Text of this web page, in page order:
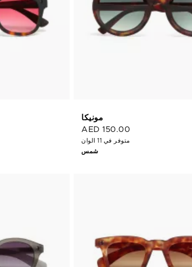
مونيكا
AED 150.00
متوفر في 11 الوان
شمس